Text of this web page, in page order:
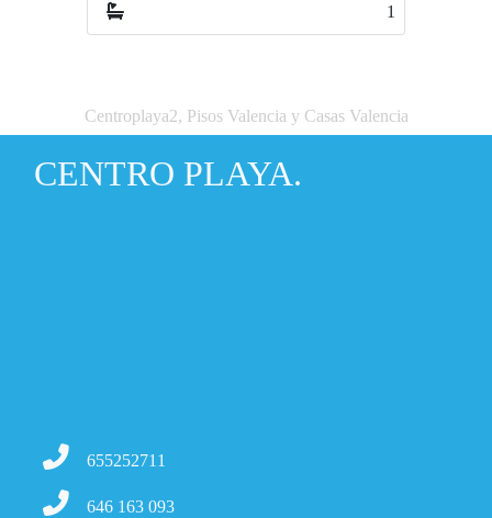
Centroplaya2, Pisos Valencia y Casas Valencia
CENTRO PLAYA.
655252711
646 163 093